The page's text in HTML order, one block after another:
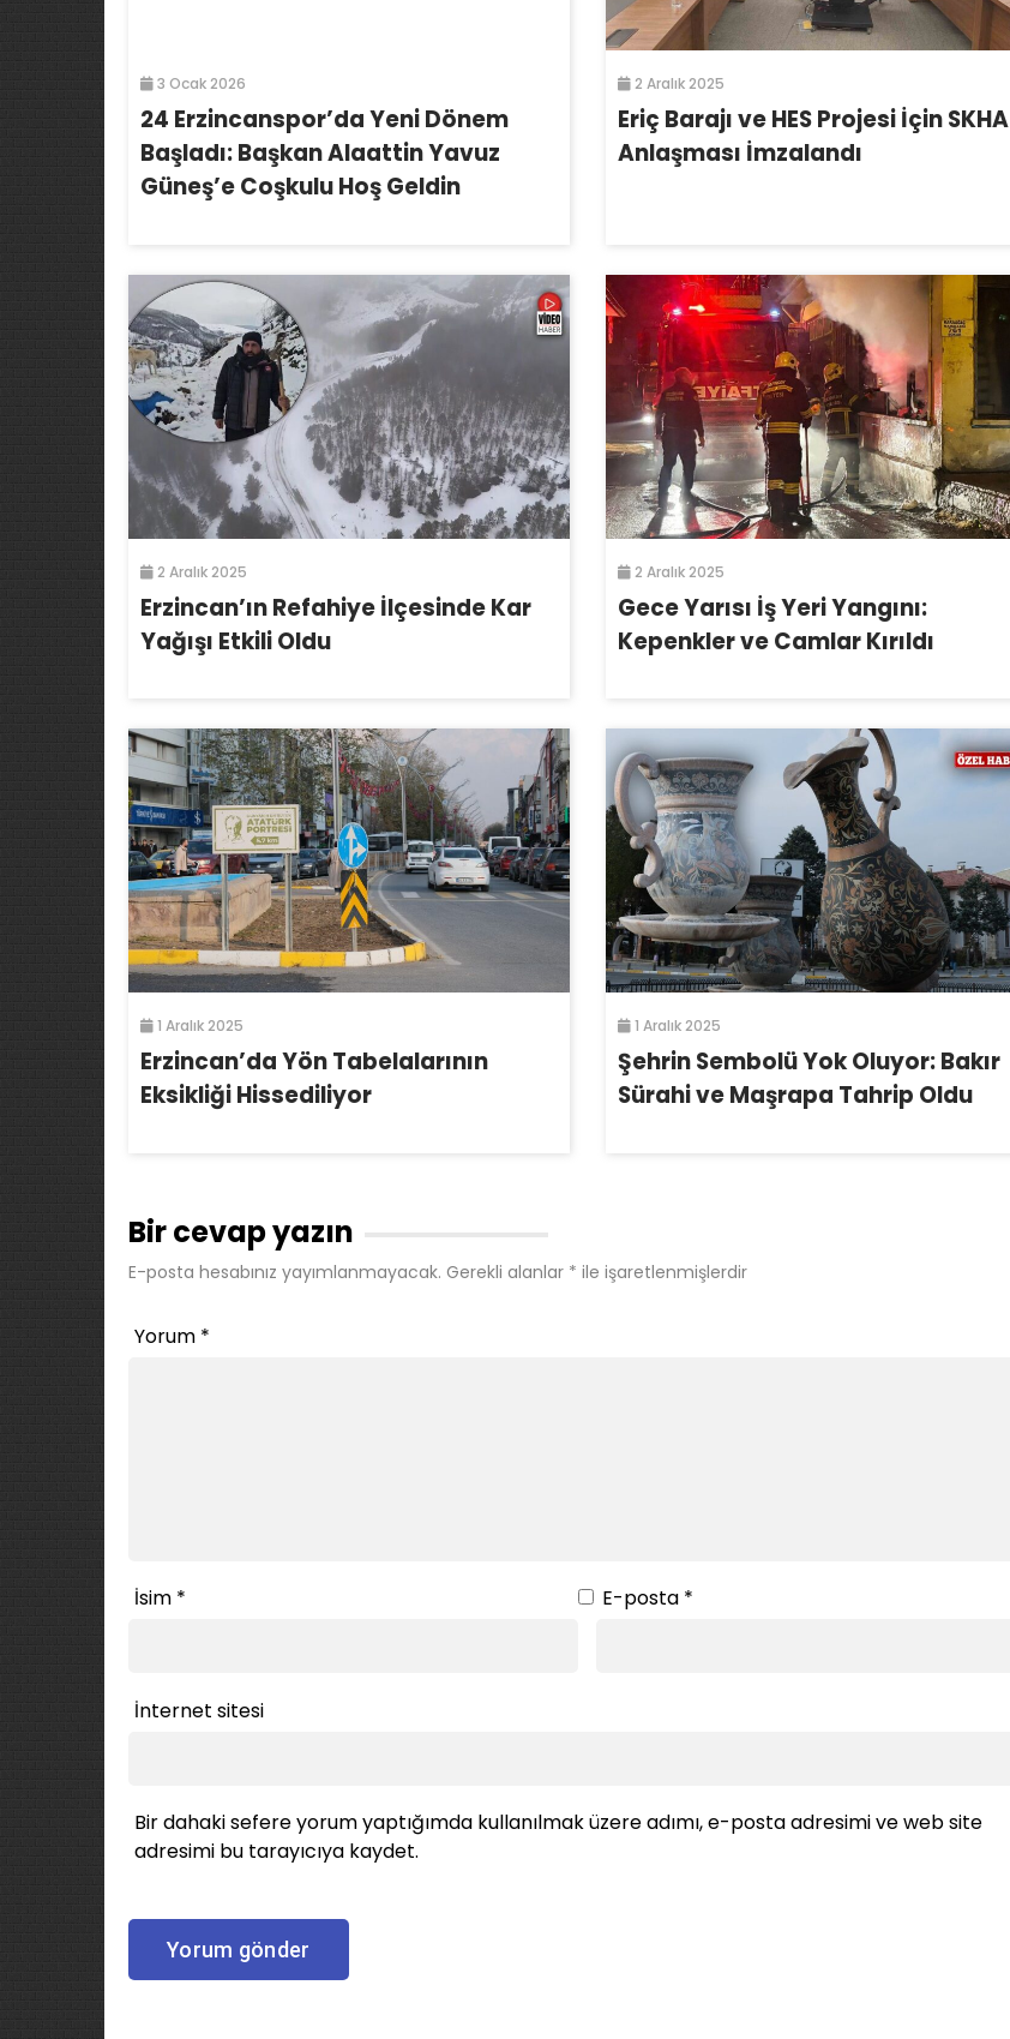
3 Ocak 2026
24 Erzincanspor’da Yeni Dönem
Başladı: Başkan Alaattin Yavuz
Güneş’e Coşkulu Hoş Geldin
2 Aralık 2025
Eriç Barajı ve HES Projesi İçin SKHA
Anlaşması İmzalandı
2 Aralık 2025
Erzincan’ın Refahiye İlçesinde Kar
Yağışı Etkili Oldu
2 Aralık 2025
Gece Yarısı İş Yeri Yangını:
Kepenkler ve Camlar Kırıldı
1 Aralık 2025
Erzincan’da Yön Tabelalarının
Eksikliği Hissediliyor
1 Aralık 2025
Şehrin Sembolü Yok Oluyor: Bakır
Sürahi ve Maşrapa Tahrip Oldu
Bir cevap yazın
E-posta hesabınız yayımlanmayacak. Gerekli alanlar * ile işaretlenmişlerdir
Yorum *
İsim * E-posta *
İnternet sitesi
Bir dahaki sefere yorum yaptığımda kullanılmak üzere adımı, e-posta adresimi ve web site
adresimi bu tarayıcıya kaydet.